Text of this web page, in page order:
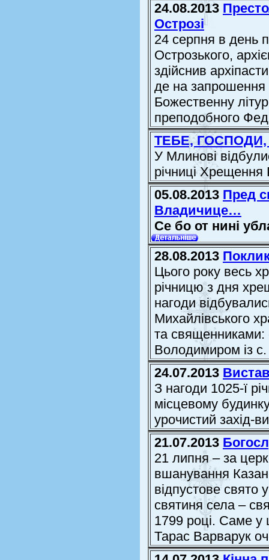
24.08.2013
Острозі
24 серпня в день
Острозького,
здійснив
де на запрошення
Божественну
преподобного
ТЕБЕ,
У Млинові
річниці Хрещення
05.08.2013 Пред
Владичице…
Се бо от нині
28.08.2013
Цього року весь
річницю з дня
нагоди
Михайлівського
та
Володимиром із
24.07.2013
З нагоди 1025-ї
місцевому
урочистий захід-
21.07.2013
21 липня – за
вшанування
відпустове свято
святиня села –
1799 році. Саме у
Тарас Варварук